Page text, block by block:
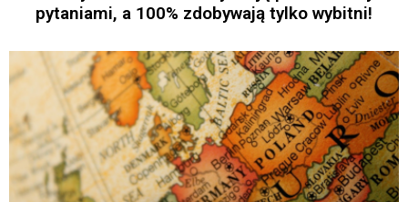
pytaniami, a 100% zdobywają tylko wybitni!